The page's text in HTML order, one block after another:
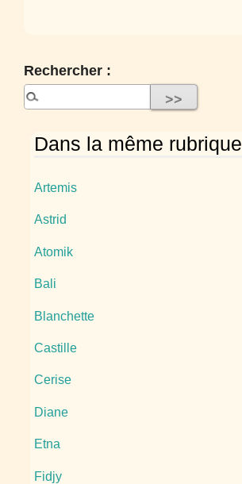
Rechercher :
Dans la même rubrique
Artemis
Astrid
Atomik
Bali
Blanchette
Castille
Cerise
Diane
Etna
Fidjy